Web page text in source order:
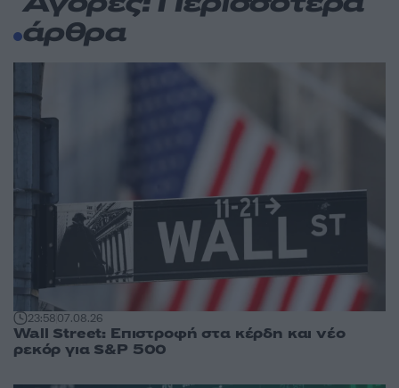
άρθρα
23:5807.08.26
Wall Street: Επιστροφή στα κέρδη και νέο
ρεκόρ για S&P 500